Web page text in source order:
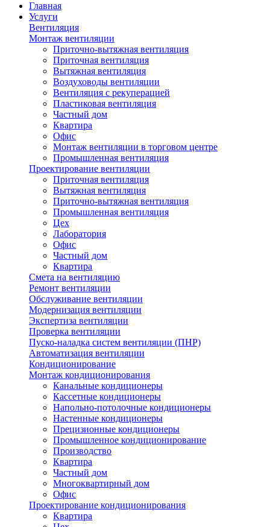
Главная
Услуги
Вентиляция
Монтаж вентиляции
Приточно-вытяжная вентиляция
Приточная вентиляция
Вытяжная вентиляция
Воздуховоды вентиляции
Вентиляция с рекуперацией
Пластиковая вентиляция
Частный дом
Квартира
Офис
Монтаж вентиляции в торговом центре
Промышленная вентиляция
Проектирование вентиляции
Приточная вентиляция
Вытяжная вентиляция
Приточно-вытяжная вентиляция
Промышленная вентиляция
Цех
Лаборатория
Офис
Частный дом
Квартира
Смета на вентиляцию
Ремонт вентиляции
Обслуживание вентиляции
Модернизация вентиляции
Экспертиза вентиляции
Проверка вентиляции
Пуско-наладка систем вентиляции (ПНР)
Автоматизация вентиляции
Кондиционирование
Монтаж кондиционирования
Канальные кондиционеры
Кассетные кондиционеры
Напольно-потолочные кондиционеры
Настенные кондиционеры
Прецизионные кондиционеры
Промышленное кондиционирование
Производство
Квартира
Частный дом
Многоквартирный дом
Офис
Проектирование кондиционирования
Квартира